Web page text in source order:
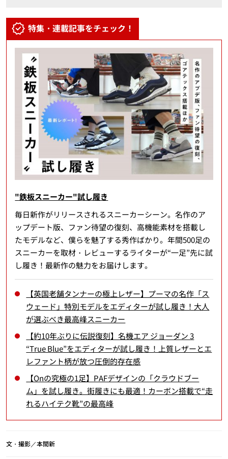
特集・連載記事をチェック！
"鉄板スニーカー"試し履き
毎日新作がリリースされるスニーカーシーン。名作のア
ップデート版、ファン待望の復刻、高機能素材を搭載し
たモデルなど、僕らを魅了する秀作ばかり。年間500足の
スニーカーを取材・レビューするライターが“一足”先に試
し履き！最新作の魅力をお届けします。
【英国老舗タンナーの極上レザー】プーマの名作「ス
ウェード」特別モデルをエディターが試し履き！大人
が選ぶべき最高峰スニーカー
【約10年ぶりに伝説復刻】名機エア ジョーダン 3
“True Blue”をエディターが試し履き！上質レザーとエ
レファント柄が放つ圧倒的存在感
【Onの究極の1足】PAFデザインの「クラウドブー
ム」を試し履き。街履きにも最適！カーボン搭載で“走
れるハイテク靴”の最高峰
文・撮影／本間新